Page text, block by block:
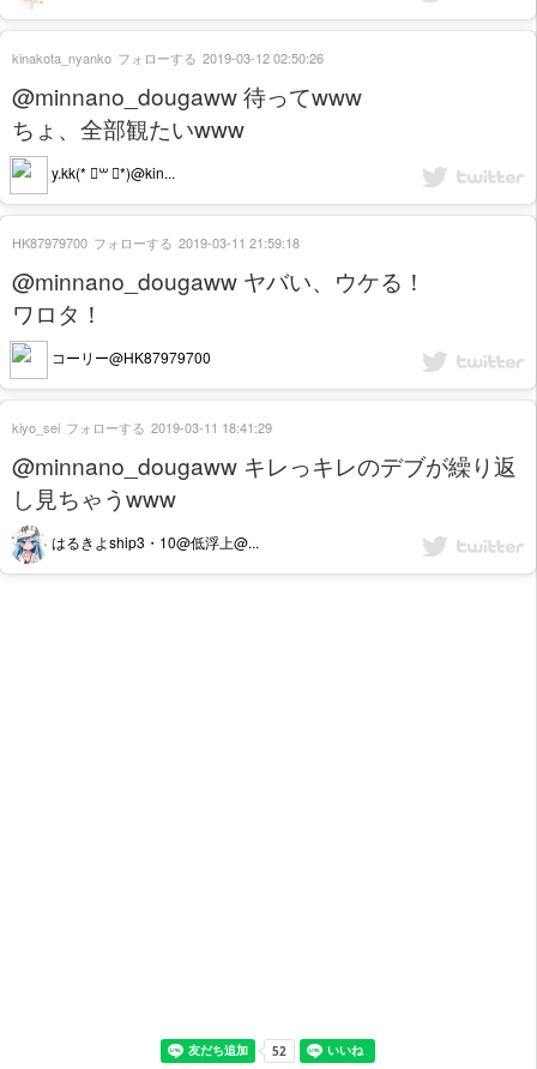
@minnano_dougaww 待ってwww
ちょ、全部観たいwww
y.kk(* ॑꒳ ॑*)@kin...
kinakota_nyanko フォローする 2019-03-12 02:50:26
@minnano_dougaww ヤバい、ウケる！
ワロタ！
コーリー@HK87979700
HK87979700 フォローする 2019-03-11 21:59:18
@minnano_dougaww キレっキレのデブが繰り返
し見ちゃうwww
はるきよship3・10@低浮上@...
kiyo_sei フォローする 2019-03-11 18:41:29